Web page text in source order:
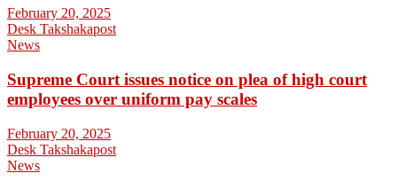
February 20, 2025
Desk Takshakapost
News
Supreme Court issues notice on plea of high court
employees over uniform pay scales
February 20, 2025
Desk Takshakapost
News